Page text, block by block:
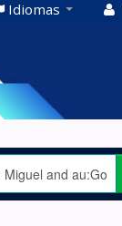
Idiomas